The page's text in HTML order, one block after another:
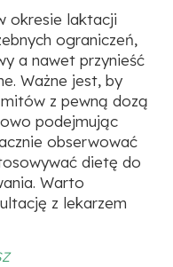
okresie laktacji
ograniczeń,
a nawet przynieść
Ważne jest, by
z pewną dozą
podejmując
obserwować
dietę do
Warto
z lekarzem